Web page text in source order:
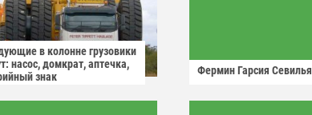
в колонне грузовики
насос, домкрат, аптечка,
знак
Фермин Гарсия Севилья